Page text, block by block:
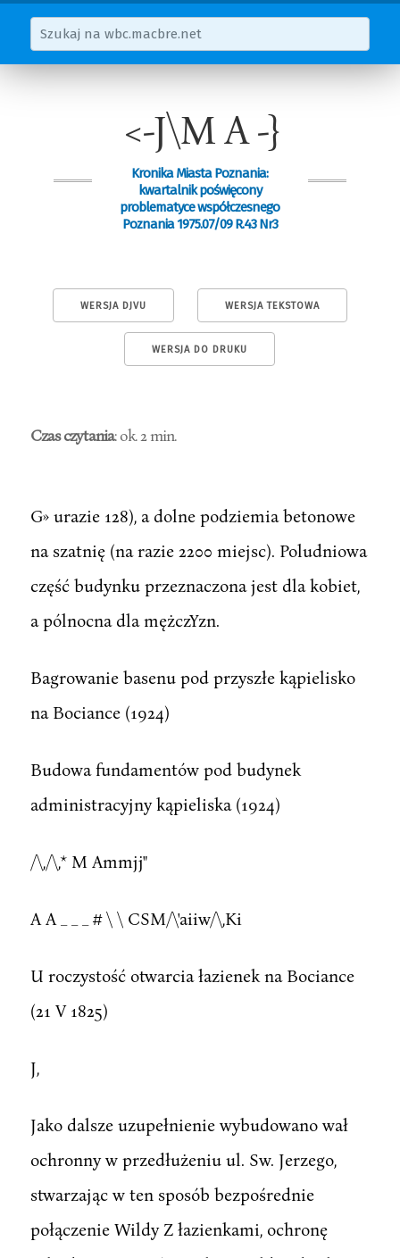
<-J\M A -}
Kronika Miasta Poznania:
kwartalnik poświęcony
problematyce współczesnego
Poznania 1975.07/09 R.43 Nr3
WERSJA DJVU WERSJA TEKSTOWA
WERSJA DO DRUKU
Czas czytania: ok. 2 min.
G» urazie 128), a dolne podziemia betonowe
na szatnię (na razie 2200 miejsc). Poludniowa
część budynku przeznaczona jest dla kobiet,
a pólnocna dla mężczYzn.
Bagrowanie basenu pod przyszłe kąpielisko
na Bociance (1924)
Budowa fundamentów pod budynek
administracyjny kąpieliska (1924)
/\,/\,* M Ammjj"
A A _ _ _ # \ \ CSM/\'aiiw/\,Ki
U roczystość otwarcia łazienek na Bociance
(21 V 1825)
J,
Jako dalsze uzupełnienie wybudowano wał
ochronny w przedłużeniu ul. Sw. Jerzego,
stwarzając w ten sposób bezpośrednie
połączenie Wildy Z łazienkami, ochronę